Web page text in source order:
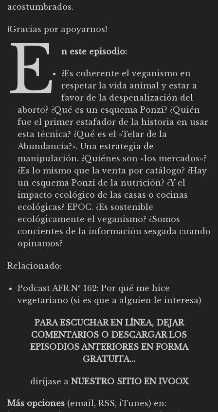
acostumbrados.
¡Gracias por apoyarnos!
E n este episodio:
¿Es coherente el veganismo en
respetar la vida animal y estar a
favor de la despenalización del
aborto? ¿Qué es un esquema Ponzi? ¿Quién
fue el primer estafador de la historia en usar
esta técnica? ¿Qué es el «Telar de la
Abundancia?». Una estrategia de
manipulación. ¿Quiénes son «los mercados»?
¿Es lo mismo que la venta por catálogo? ¿Hay
un esquema Ponzi de la nutrición? ¿Y el
impacto ecológico de las casas o cocinas
ecológicas? EPOC. ¿Es sostenible
ecológicamente el veganismo? ¿Somos
concientes de la información sesgada cuando
opinamos?
Relacionado:
Podcast AFR Nº 162: Por qué me hice
vegetariano (si es que a alguien le interesa)
PARA ESCUCHAR EN LÍNEA, DEJAR
COMENTARIOS O DESCARGAR LOS
EPISODIOS ANTERIORES EN FORMA
GRATUITA…
diríjase a NUESTRO SITIO EN IVOOX
Más opciones (email, RSS, iTunes) en: